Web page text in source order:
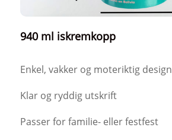
940 ml iskremkopp
Enkel, vakker og moteriktig design
Klar og ryddig utskrift
Passer for familie- eller festfest